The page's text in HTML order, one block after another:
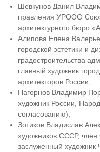
Шевкунов Данил
правления УРООО
архитектурного бюро
Алипова Елена
городской эстетики и
градостроительства
главный художник
архитекторов России;
Нагорнов Владимир
художник России,
согласованию);
Зотиков Владислав
художников СССР, член
заслуженный художник